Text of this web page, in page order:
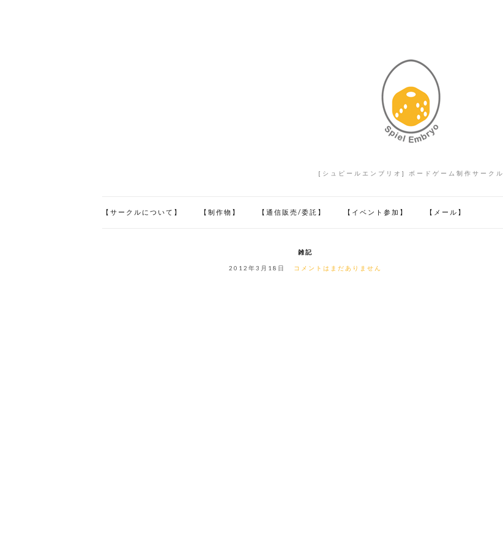
[シュピールエンブリオ] ボードゲーム制作サークル
【サークルについて】 【制作物】 【通信販売/委託】 【イベント参加】 【メール】
雑記
2012年3月18日 コメントはまだありません